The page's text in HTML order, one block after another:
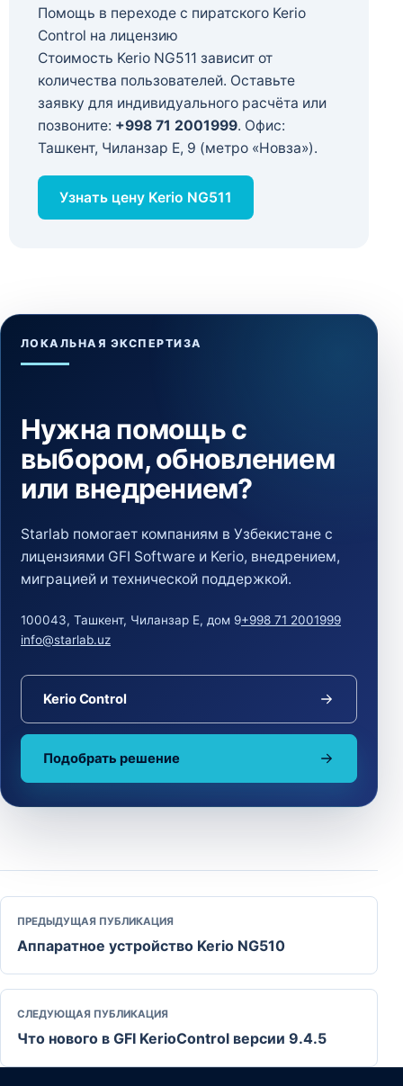
Помощь в переходе с пиратского Kerio
Control на лицензию
Стоимость Kerio NG511 зависит от
количества пользователей. Оставьте
заявку для индивидуального расчёта или
позвоните: +998 71 2001999. Офис:
Ташкент, Чиланзар Е, 9 (метро «Новза»).
Узнать цену Kerio NG511
ЛОКАЛЬНАЯ ЭКСПЕРТИЗА
Нужна помощь с
выбором, обновлением
или внедрением?
Starlab помогает компаниям в Узбекистане с
лицензиями GFI Software и Kerio, внедрением,
миграцией и технической поддержкой.
100043, Ташкент, Чиланзар Е, дом 9+998 71 2001999
info@starlab.uz
Kerio Control
Подобрать решение
ПРЕДЫДУЩАЯ ПУБЛИКАЦИЯ
Аппаратное устройство Kerio NG510
СЛЕДУЮЩАЯ ПУБЛИКАЦИЯ
Что нового в GFI KerioControl версии 9.4.5